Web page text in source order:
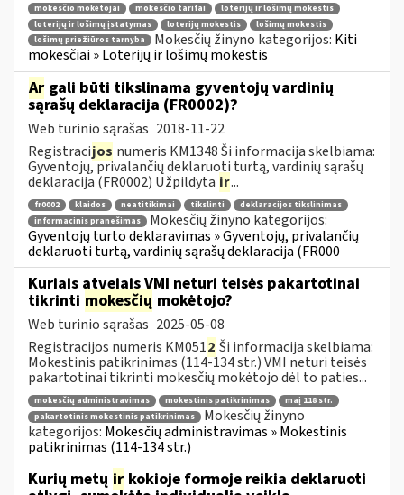
mokesčio mokėtojai
mokesčio tarifai
loterijų ir lošimų mokestis
loterijų ir lošimų įstatymas
loterijų mokestis
lošimų mokestis
lošimų priežiūros tarnyba
Mokesčių žinyno kategorijos: Kiti
mokesčiai » Loterijų ir lošimų mokestis
Ar gali būti tikslinama gyventojų vardinių
sąrašų deklaracija (FR0002)?
Web turinio sąrašas 2018-11-22
Registracijos numeris KM1348 Ši informacija skelbiama:
Gyventojų, privalančių deklaruoti turtą, vardinių sąrašų
deklaracija (FR0002) Užpildyta ir...
fr0002 klaidos neatitikimai tikslinti
deklaracijos tikslinimas
informacinis pranešimas
Mokesčių žinyno kategorijos:
Gyventojų turto deklaravimas » Gyventojų, privalančių
deklaruoti turtą, vardinių sąrašų deklaracija (FR000
Kuriais atvejais VMI neturi teisės pakartotinai
tikrinti mokesčių mokėtojo?
Web turinio sąrašas 2025-05-08
Registracijos numeris KM0512 Ši informacija skelbiama:
Mokestinis patikrinimas (114-134 str.) VMI neturi teisės
pakartotinai tikrinti mokesčių mokėtojo dėl to paties...
mokesčių administravimas mokestinis patikrinimas
maį 118 str.
pakartotinis mokestinis patikrinimas
Mokesčių žinyno
kategorijos: Mokesčių administravimas » Mokestinis
patikrinimas (114-134 str.)
Kurių metų ir kokioje formoje reikia deklaruoti